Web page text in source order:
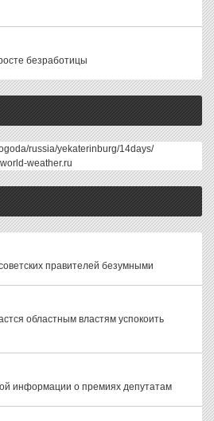
безработицы
russia/yekaterinburg/14days/
world-weather.ru
правителей безумными
областным властям успокоить
информации о премиях депутатам